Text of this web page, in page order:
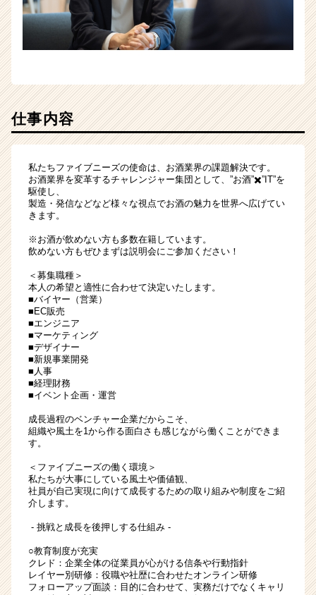
ア
（CheerCareer）
仕事内容
私たちファイブニーズの使命は、お酒業界の課題解決です。
お酒業界を変革するチャレンジャー集団として、”お酒”✖️”IT”を
駆使し、
製造・発信などなど様々な視点でお酒の魅力を世界へ広げてい
きます。
※お酒が飲めない方も多数在籍しています。
飲めない方もぜひまずは説明会にご参加ください！
＜募集職種＞
本人の希望と適性に合わせて決定いたします。
■バイヤー（営業）
■EC販売
■エンジニア
■マーケティング
■デザイナー
■新規事業開発
■人事
■経理財務
■イベント企画・運営
成長過程のベンチャー企業だからこそ、
組織や風土を1から作る面白さも感じながら働くことができま
す。
＜ファイブニーズの働く環境＞
私たちが大事にしている風土や価値観、
社員が自己実現に向けて成長するための取り組みや制度をご紹
介します。
- 挑戦と成長を後押しする仕組み -
○教育制度が充実
クレド：企業全体の従業員が心がける信条や行動指針
レイヤー別研修：役職や社歴に合わせたオンライン研修
フォローアップ面談：目的に合わせて、実務だけでなくキャリ